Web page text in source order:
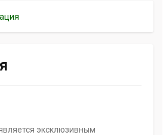
эксклюзивным